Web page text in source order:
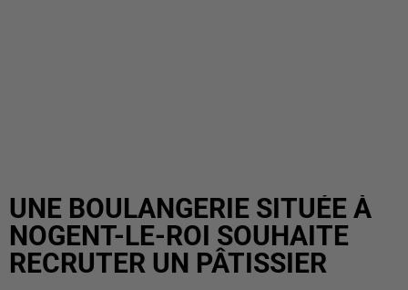
UNE BOULANGERIE SITUÉE À
NOGENT-LE-ROI SOUHAITE
RECRUTER UN PÂTISSIER